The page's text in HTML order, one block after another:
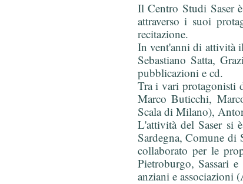
Il Centro Studi Saser
attraverso i suoi
recitazione.
In vent'anni di attività
Sebastiano Satta,
pubblicazioni e cd.
Tra i vari protagonisti
Marco Buticchi,
Scala di Milano),
L'attività del Saser si
Sardegna, Comune di
collaborato per le
Pietroburgo, Sassari
anziani e